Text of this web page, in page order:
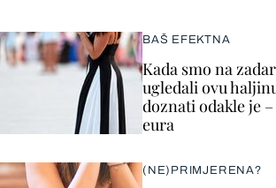
BAŠ EFEKTNA
Kada smo na
ugledali ovu
doznati odakle je –
eura
(NE)PRIMJERENA?